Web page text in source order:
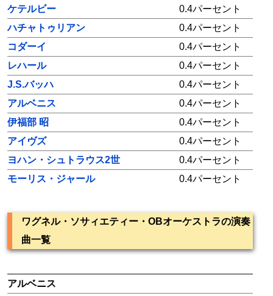
ケテルビー
0.4パーセント
ハチャトゥリアン
0.4パーセント
コダーイ
0.4パーセント
レハール
0.4パーセント
J.S.バッハ
0.4パーセント
アルベニス
0.4パーセント
伊福部 昭
0.4パーセント
アイヴズ
0.4パーセント
ヨハン・シュトラウス2世
0.4パーセント
モーリス・ジャール
0.4パーセント
ワグネル・ソサィエティー・OBオーケストラの演奏
曲一覧
アルベニス